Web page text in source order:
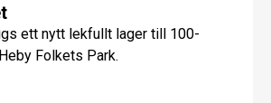
ett nytt lekfullt lager till 100-
Folkets Park.